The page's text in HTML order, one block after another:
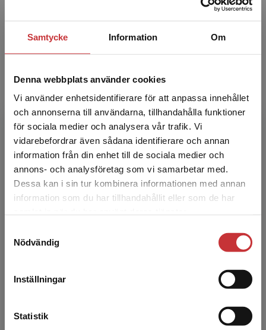
Samtycke Information Om
Denna webbplats använder cookies
Vi använder enhetsidentifierare för att anpassa innehållet
och annonserna till användarna, tillhandahålla funktioner
för sociala medier och analysera vår trafik. Vi
vidarebefordrar även sådana identifierare och annan
information från din enhet till de sociala medier och
annons- och analysföretag som vi samarbetar med.
Dessa kan i sin tur kombinera informationen med annan
information som du har tillhandahållit eller som de har
Nödvändig
Inställningar
Statistik
Begränsad fraktregion
Det verkar som att du besöker
studentlitteratur.se via en enhet utanför Sverige.
Vi erbjuder inte leveranser utanför Sverige. För
att kunna slutföra ett köp måste
professor, rektor, Röda Korsets Högskola,
vetenskap, in...
Nina Asplin
Nina Asplin är legitimerad barnmorska, chef på
med anknytning till Strömstad akademi.